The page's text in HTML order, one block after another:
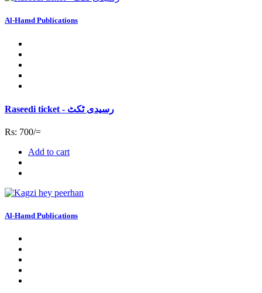
Al-Hamd Publications
Raseedi ticket - رسیدی ٹکٹ
Rs: 700/=
Add to cart
Al-Hamd Publications